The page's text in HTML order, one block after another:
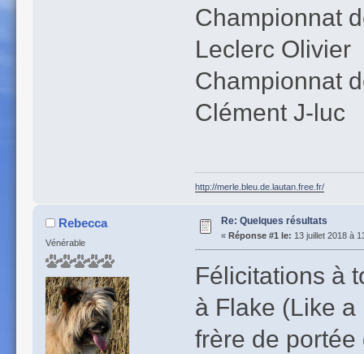
Championnat
Leclerc Olivier
Championnat
Clément J-luc
http://merle.bleu.de.lautan.free.fr/
Rebecca
Vénérable
Re: Quelques résultats
« Réponse #1 le: 13 juillet 2018 à
Félicitations à
à Flake (Like
frère de